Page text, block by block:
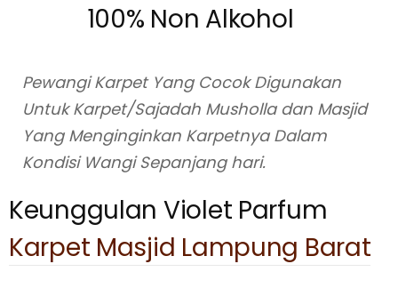
100% Non Alkohol
Pewangi Karpet Yang Cocok Digunakan
Untuk Karpet/Sajadah Musholla dan Masjid
Yang Menginginkan Karpetnya Dalam
Kondisi Wangi Sepanjang hari.
Keunggulan Violet Parfum
Karpet Masjid Lampung Barat